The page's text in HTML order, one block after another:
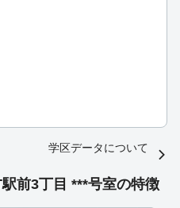
学区データについて
前3丁目 ***号室の特徴